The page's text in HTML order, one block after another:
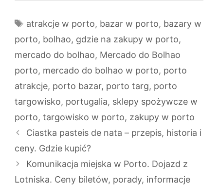
Tagi
atrakcje w porto, bazar w porto, bazary w
porto, bolhao, gdzie na zakupy w porto,
mercado do bolhao, Mercado do Bolhao
porto, mercado do bolhao w porto, porto
atrakcje, porto bazar, porto targ, porto
targowisko, portugalia, sklepy spożywcze w
porto, targowisko w porto, zakupy w porto
Ciastka pasteis de nata – przepis, historia i
ceny. Gdzie kupić?
Komunikacja miejska w Porto. Dojazd z
Lotniska. Ceny biletów, porady, informacje